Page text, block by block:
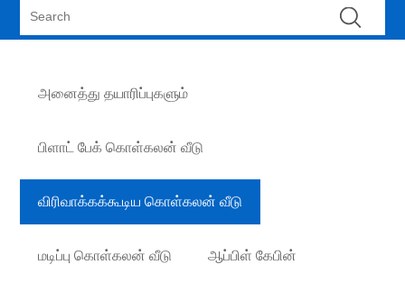
அனைத்து தயாரிப்புகளும்
பிளாட் பேக் கொள்கலன் வீடு
விரிவாக்கக்கூடிய கொள்கலன் வீடு
மடிப்பு கொள்கலன் வீடு ஆப்பிள் கேபின்